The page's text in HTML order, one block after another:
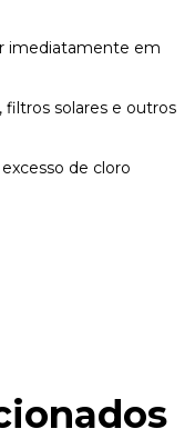
imediatamente em
filtros solares e outros
de cloro